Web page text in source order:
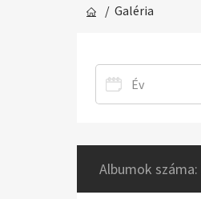
/ Galéria
Év
2023
2022
Albumok száma: